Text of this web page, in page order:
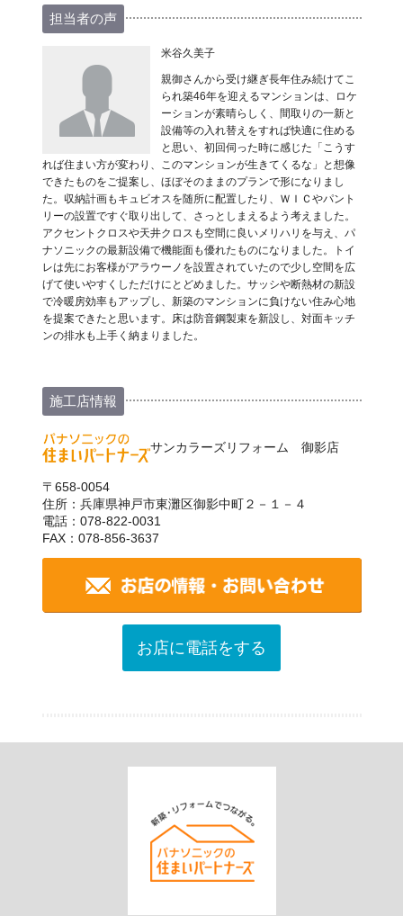
担当者の声
米谷久美子
親御さんから受け継ぎ長年住み続けてこ
られ築46年を迎えるマンションは、ロケ
ーションが素晴らしく、間取りの一新と
設備等の入れ替えをすれば快適に住める
と思い、初回伺った時に感じた「こうす
れば住まい方が変わり、このマンションが生きてくるな」と想像
できたものをご提案し、ほぼそのままのプランで形になりまし
た。収納計画もキュビオスを随所に配置したり、ＷＩＣやパント
リーの設置ですぐ取り出して、さっとしまえるよう考えました。
アクセントクロスや天井クロスも空間に良いメリハリを与え、パ
ナソニックの最新設備で機能面も優れたものになりました。トイ
レは先にお客様がアラウーノを設置されていたので少し空間を広
げて使いやすくしただけにとどめました。サッシや断熱材の新設
で冷暖房効率もアップし、新築のマンションに負けない住み心地
を提案できたと思います。床は防音鋼製束を新設し、対面キッチ
ンの排水も上手く納まりました。
施工店情報
サンカラーズリフォーム 御影店
〒658-0054
住所：兵庫県神戸市東灘区御影中町２－１－４
電話：078-822-0031
FAX：078-856-3637
お店に電話をする